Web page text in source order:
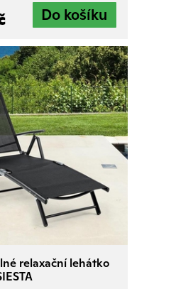
relaxační lehátko